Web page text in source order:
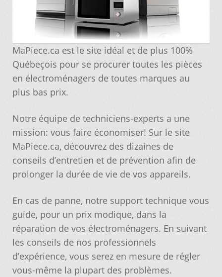
Joindre le Service à la Clientèle
Laveuse Whirlpool, je désire voir….
Mon compte
Notre objectif
Panier
Pour quel type d’appareil ?
Si vous ne trouvez pas la pièce que vous
cherchez, on l’ajoute pour vous !
Suivez votre commande
MaPiece.ca est le site idéal et de plus 100%
Québeçois pour se procurer toutes les pièces
en électroménagers de toutes marques au
plus bas prix.
Notre équipe de techniciens-experts a une
mission: vous faire économiser! Sur le site
MaPiece.ca, découvrez des dizaines de
conseils d’entretien et de prévention afin de
prolonger la durée de vie de vos appareils.
En cas de panne, notre support technique vous
guide, pour un prix modique, dans la
réparation de vos électroménagers. En suivant
les conseils de nos professionnels
d’expérience, vous serez en mesure de régler
vous-même la plupart des problèmes.